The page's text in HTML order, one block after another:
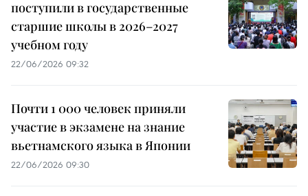
поступили в государственные
старшие школы в 2026–2027
учебном году
22/06/2026 09:32
Почти 1 000 человек приняли
участие в экзамене на знание
вьетнамского языка в Японии
22/06/2026 09:30